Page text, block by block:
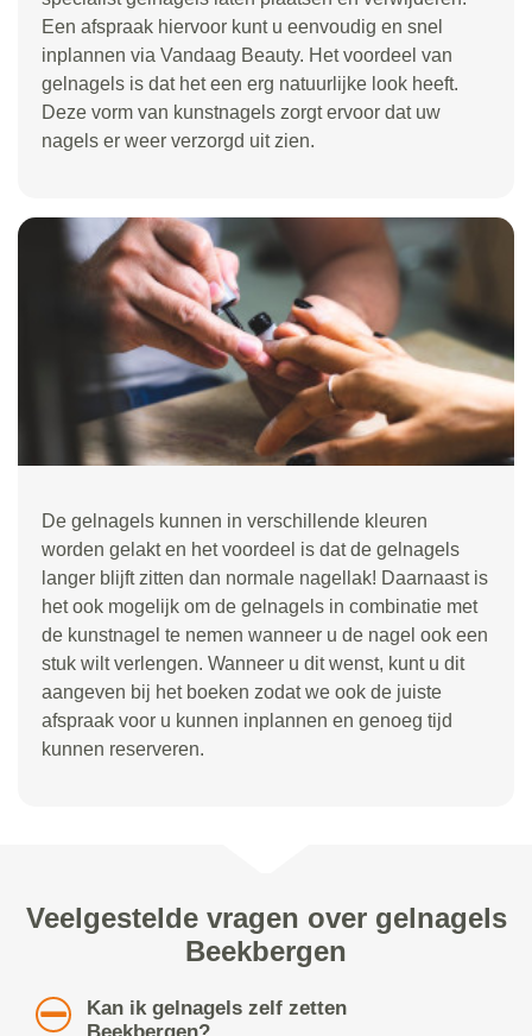
Een afspraak hiervoor kunt u eenvoudig en snel
inplannen via Vandaag Beauty. Het voordeel van
gelnagels is dat het een erg natuurlijke look heeft.
Deze vorm van kunstnagels zorgt ervoor dat uw
nagels er weer verzorgd uit zien.
De gelnagels kunnen in verschillende kleuren
worden gelakt en het voordeel is dat de gelnagels
langer blijft zitten dan normale nagellak! Daarnaast is
het ook mogelijk om de gelnagels in combinatie met
de kunstnagel te nemen wanneer u de nagel ook een
stuk wilt verlengen. Wanneer u dit wenst, kunt u dit
aangeven bij het boeken zodat we ook de juiste
afspraak voor u kunnen inplannen en genoeg tijd
kunnen reserveren.
Veelgestelde vragen over gelnagels
Beekbergen
Kan ik gelnagels zelf zetten